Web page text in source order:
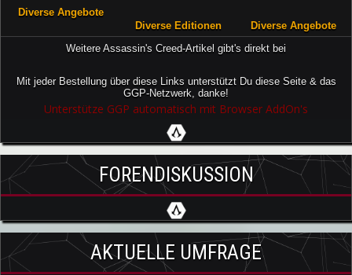
Diverse Angebote
Diverse Editionen
Diverse Angebote
Weitere Assassin's Creed-Artikel gibt's direkt bei
Mit jeder Bestellung über diese Links unterstützt Du diese Seite & das
GGP-Netzwerk, danke!
Unterstütze GGP automatisch mit Browser AddOn's
FORENDISKUSSION
AKTUELLE UMFRAGE